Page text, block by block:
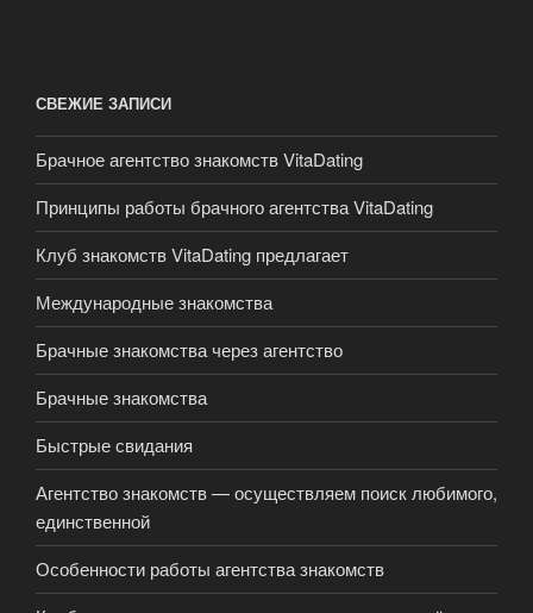
СВЕЖИЕ ЗАПИСИ
Брачное агентство знакомств VitaDating
Принципы работы брачного агентства VitaDating
Клуб знакомств VitaDating предлагает
Международные знакомства
Брачные знакомства через агентство
Брачные знакомства
Быстрые свидания
Агентство знакомств — осуществляем поиск любимого,
единственной
Особенности работы агентства знакомств